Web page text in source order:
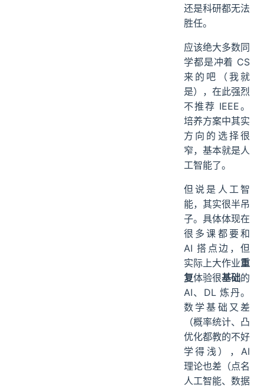
还是科研都无法
胜任。
应该绝大多数同
学都是冲着 CS
来的吧（我就
是），在此强烈
不推荐 IEEE。
培养方案中其实
方向的选择很
窄，基本就是人
工智能了。
但说是人工智
能，其实很半吊
子。具体体现在
很多课都要和
AI 搭点边，但
实际上大作业重
复体验很基础的
AI、DL 炼丹。
数学基础又差
（概率统计、凸
优化都教的不好
学得浅），AI
理论也差（点名
人工智能、数据